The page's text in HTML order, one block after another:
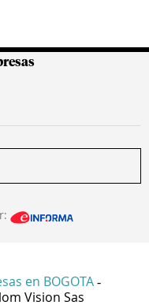
en BOGOTA -
Vision Sas